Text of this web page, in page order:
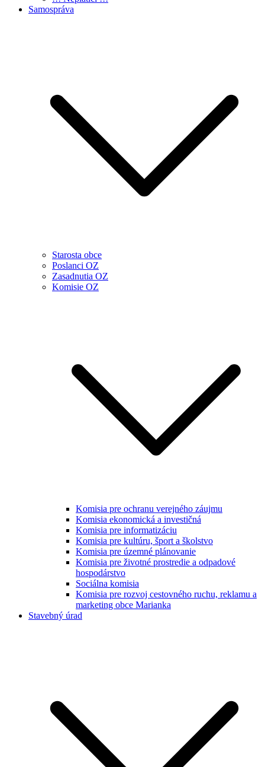
Samospráva
Starosta obce
Poslanci OZ
Zasadnutia OZ
Komisie OZ
Komisia pre ochranu verejného záujmu
Komisia ekonomická a investičná
Komisia pre informatizáciu
Komisia pre kultúru, šport a školstvo
Komisia pre územné plánovanie
Komisia pre životné prostredie a odpadové
hospodárstvo
Sociálna komisia
Komisia pre rozvoj cestovného ruchu, reklamu a
marketing obce Marianka
Stavebný úrad